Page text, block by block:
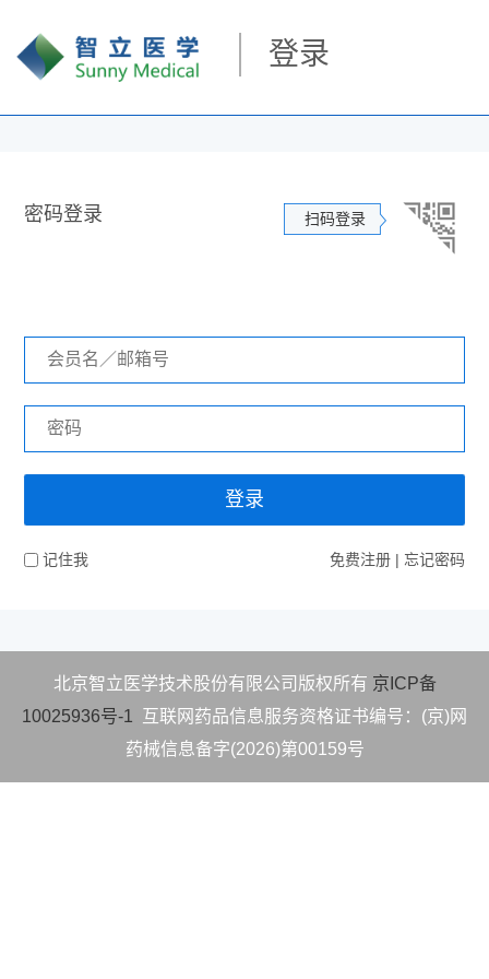
登录
密码登录 扫码登录
登录
记住我 免费注册| 忘记密码
北京智立医学技术股份有限公司版权所有 京ICP备
10025936号-1 互联网药品信息服务资格证书编号：(京)网
药械信息备字(2026)第00159号